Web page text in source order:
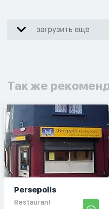
загрузить еще
Так же
Persepolis
Restaurant